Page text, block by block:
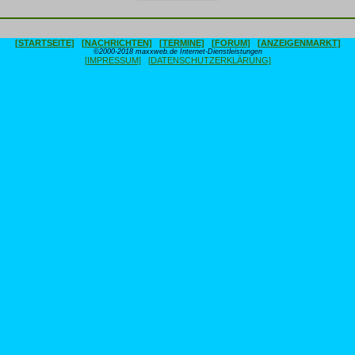
[STARTSEITE] [NACHRICHTEN] [TERMINE] [FORUM] [ANZEIGENMARKT]
©2000-2018 maxxweb.de Internet-Dienstleistungen
[IMPRESSUM] [DATENSCHUTZERKLÄRUNG]